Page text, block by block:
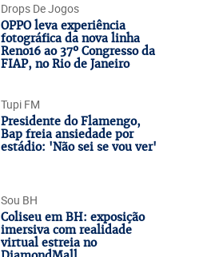
Drops De Jogos
OPPO leva experiência
fotográfica da nova linha
Reno16 ao 37º Congresso da
FIAP, no Rio de Janeiro
Tupi FM
Presidente do Flamengo,
Bap freia ansiedade por
estádio: 'Não sei se vou ver'
Sou BH
Coliseu em BH: exposição
imersiva com realidade
virtual estreia no